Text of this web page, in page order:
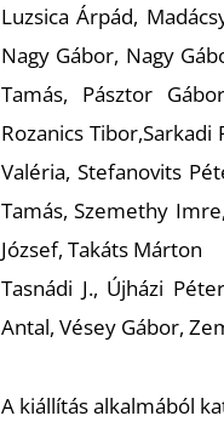
Luzsica Árpád,
Nagy Gábor, Nagy
Tamás, Pásztor
Rozanics
Valéria, Stefanovits
Tamás, Szemethy
József, Takáts Márton
Tasnádi J., Újházi
Antal, Vésey Gábor,
A kiállítás alkalmából